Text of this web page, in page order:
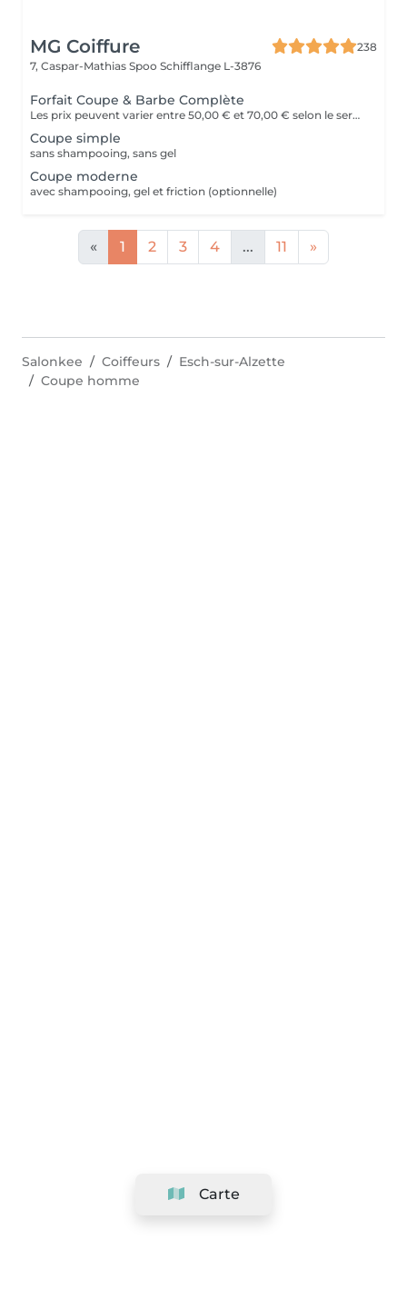
MG Coiffure
238
7, Caspar-Mathias Spoo Schifflange L-3876
Forfait Coupe & Barbe Complète
Les prix peuvent varier entre 50,00 € et 70,00 € selon le service
Coupe simple
sans shampooing, sans gel
Coupe moderne
avec shampooing, gel et friction (optionnelle)
« 1 2 3 4 ... 11 »
Carte
Salonkee Coiffeurs
Esch-sur-Alzette
Coupe homme